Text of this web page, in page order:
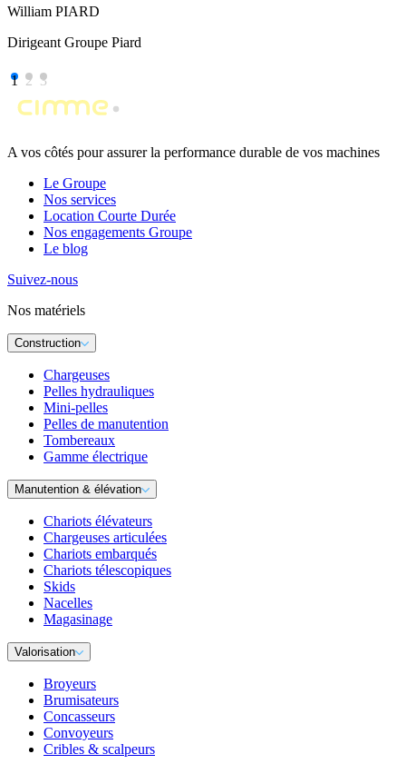
William PIARD
Dirigeant Groupe Piard
1 2 3
A vos côtés pour assurer la performance durable de vos machines
Le Groupe
Nos services
Location Courte Durée
Nos engagements Groupe
Le blog
Suivez-nous
Nos matériels
Construction
Chargeuses
Pelles hydrauliques
Mini-pelles
Pelles de manutention
Tombereaux
Gamme électrique
Manutention & élévation
Chariots élévateurs
Chargeuses articulées
Chariots embarqués
Chariots télescopiques
Skids
Nacelles
Magasinage
Valorisation
Broyeurs
Brumisateurs
Concasseurs
Convoyeurs
Cribles & scalpeurs